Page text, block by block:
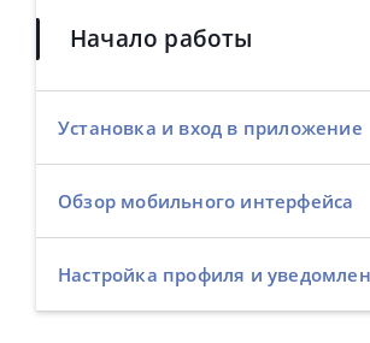
Начало работы
Установка и вход в приложение
Обзор мобильного интерфейса
Настройка профиля и